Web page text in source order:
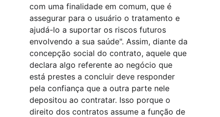
com uma finalidade em comum, que é
assegurar para o usuário o tratamento e
ajudá-lo a suportar os riscos futuros
envolvendo a sua saúde". Assim, diante da
concepção social do contrato, aquele que
declara algo referente ao negócio que
está prestes a concluir deve responder
pela confiança que a outra parte nele
depositou ao contratar. Isso porque o
direito dos contratos assume a função de